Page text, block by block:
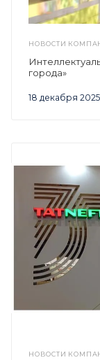
НОВОСТИ
18 декабря 2025
города»
НОВОСТИ